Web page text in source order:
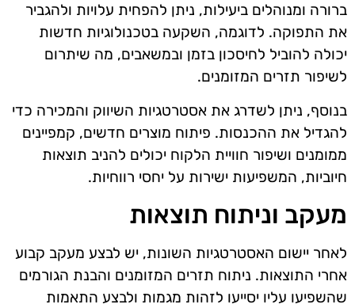
ברורה ומנוהלים ביעילות, ניתן להפחית עלויות ולהגביר
את התפוקה. לדוגמה, השקעה בטכנולוגיות חדשות
יכולה להוביל לחיסכון בזמן ובמשאבים, מה שיתרום
לשיפור תזרים המזומנים.
בנוסף, ניתן לשדרג את אסטרטגיות השיווק והמכירה כדי
להגדיל את ההכנסות. פיתוח מוצרים חדשים, קמפיינים
ממומנים ושיפור חוויית הלקוח יכולים להניב תוצאות
חיוביות, המשפיעות ישירות על יחסי רווחיות.
מעקב וניתוח תוצאות
לאחר יישום האסטרטגיות השונות, יש לבצע מעקב קבוע
אחרי התוצאות. ניתוח תזרים המזומנים והבנת הגורמים
שהשפיעו עליו יסייעו לזהות מגמות ולבצע התאמות